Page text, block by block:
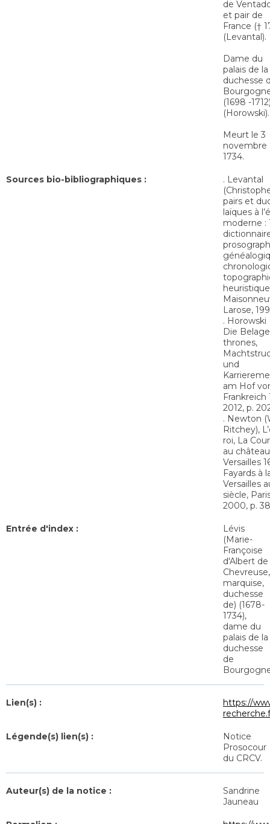
de
et pair de
France (†
(Levantal).
Dame du
palais de la
duchesse
(1698 -
(Horowski).
Meurt le 3
novembre
1734.
Sources bio-bibliographiques :
. Levantal
pairs et
laïques à
moderne :
Larose,
. Horowski
Die
thrones,
und
am Hof
Frankreich
2012, p.
. Newton
Ritchey),
roi, La
au
Versailles
Fayards à
Versailles
siècle,
2000, p.
Entrée d'index :
Lévis
(Marie-
Françoise
d'Albert de
Chevreuse,
marquise,
duchesse
de) (1678-
1734),
dame du
palais de la
duchesse
de
Lien(s) :
https://
Légende(s) lien(s) :
Notice
Prosocour
du CRCV.
Auteur(s) de la notice :
Sandrine
Jauneau